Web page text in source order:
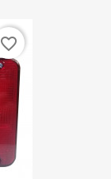
favorite_border